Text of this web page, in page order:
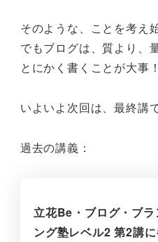
そのような、ことを考え
でもブログは、質より、
とにかく書くことが大事！
いよいよ次回は、最終講
過去の講義：
立花Be・ブログ・ブラ
ング塾レベル2 第2講